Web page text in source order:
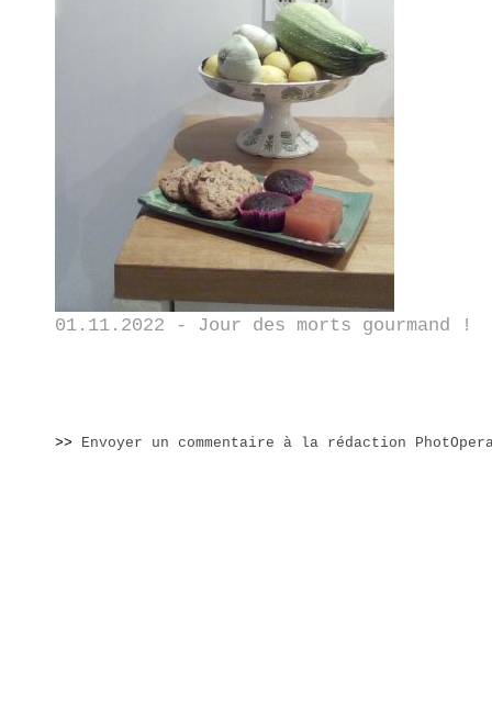
01.11.2022 - Jour des morts gourmand !
>> Envoyer un commentaire à la rédaction